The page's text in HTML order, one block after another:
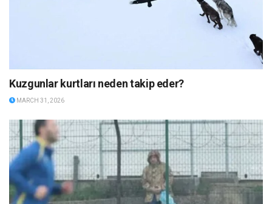
Kuzgunlar kurtları neden takip eder?
MARCH 31, 2026